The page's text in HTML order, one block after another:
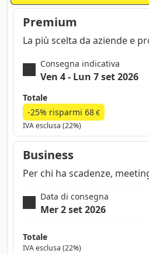
Premium
La più scelta da aziende e
Consegna indicativa
Ven 4 - Lun 7 set 2026
Totale
-25% risparmi 68€
IVA esclusa (22%)
Business
Per chi ha scadenze,
Data di consegna
Mer 2 set 2026
Totale
IVA esclusa (22%)